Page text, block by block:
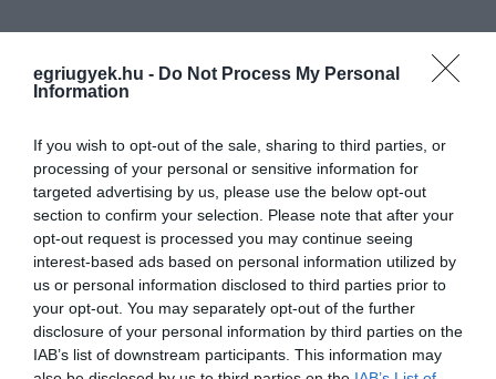
egriugyek.hu - Do Not Process My Personal
Information
If you wish to opt-out of the sale, sharing to third parties, or
processing of your personal or sensitive information for
targeted advertising by us, please use the below opt-out
section to confirm your selection. Please note that after your
opt-out request is processed you may continue seeing
interest-based ads based on personal information utilized by
us or personal information disclosed to third parties prior to
your opt-out. You may separately opt-out of the further
disclosure of your personal information by third parties on the
IAB’s list of downstream participants. This information may
bennünket az EGRI ÜGYEK Google Hírek oldalán!
VISSZA A FŐOLDALRA
Legfrissebb híreink